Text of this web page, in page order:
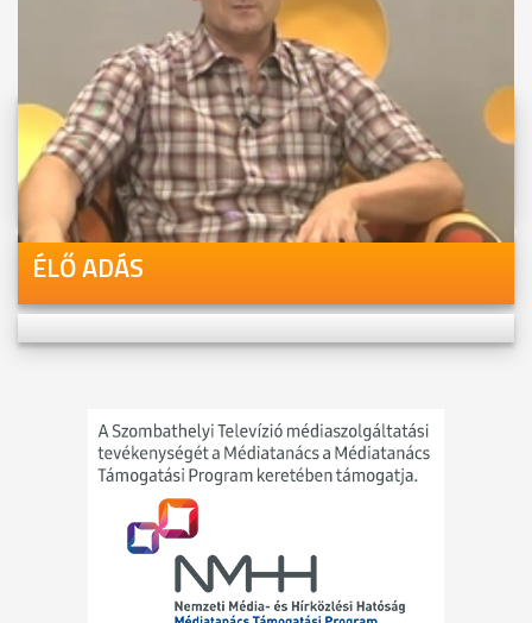
Videóink megtekinthetőek
Youtube-csatornánkon is!
ÉLŐ ADÁS